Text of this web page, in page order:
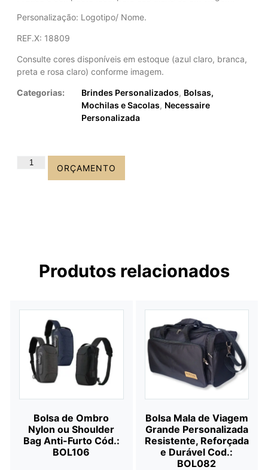
Personalização: Logotipo/ Nome.
REF.X: 18809
Consulte cores disponíveis em estoque (azul claro, branca,
preta e rosa claro) conforme imagem.
Categorias: Brindes Personalizados, Bolsas,
Mochilas e Sacolas, Necessaire
Personalizada
ORÇAMENTO
Produtos relacionados
Bolsa de Ombro
Nylon ou Shoulder
Bag Anti-Furto Cód.:
BOL106
Bolsa Mala de Viagem
Grande Personalizada
Resistente, Reforçada
e Durável Cod.:
BOL082